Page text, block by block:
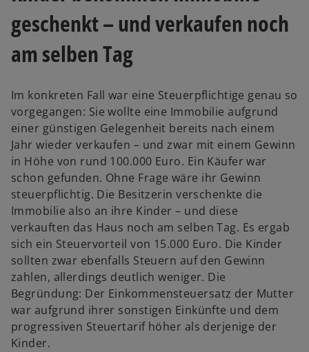
geschenkt – und verkaufen noch
am selben Tag
Im konkreten Fall war eine Steuerpflichtige genau so
vorgegangen: Sie wollte eine Immobilie aufgrund
einer günstigen Gelegenheit bereits nach einem
Jahr wieder verkaufen – und zwar mit einem Gewinn
in Höhe von rund 100.000 Euro. Ein Käufer war
schon gefunden. Ohne Frage wäre ihr Gewinn
steuerpflichtig. Die Besitzerin verschenkte die
Immobilie also an ihre Kinder – und diese
verkauften das Haus noch am selben Tag. Es ergab
sich ein Steuervorteil von 15.000 Euro. Die Kinder
sollten zwar ebenfalls Steuern auf den Gewinn
zahlen, allerdings deutlich weniger. Die
Begründung: Der Einkommensteuersatz der Mutter
war aufgrund ihrer sonstigen Einkünfte und dem
progressiven Steuertarif höher als derjenige der
Kinder.